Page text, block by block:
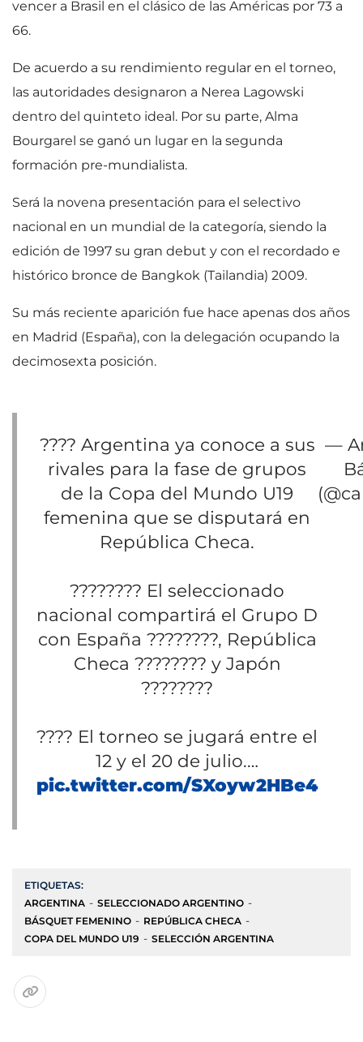
vencer a Brasil en el clásico de las Américas por 73 a
66.
De acuerdo a su rendimiento regular en el torneo,
las autoridades designaron a Nerea Lagowski
dentro del quinteto ideal. Por su parte, Alma
Bourgarel se ganó un lugar en la segunda
formación pre-mundialista.
Será la novena presentación para el selectivo
nacional en un mundial de la categoría, siendo la
edición de 1997 su gran debut y con el recordado e
histórico bronce de Bangkok (Tailandia) 2009.
Su más reciente aparición fue hace apenas dos años
en Madrid (España), con la delegación ocupando la
decimosexta posición.
???? Argentina ya conoce a sus
rivales para la fase de grupos
de la Copa del Mundo U19
femenina que se disputará en
República Checa.
???????? El seleccionado
nacional compartirá el Grupo D
con España ????????, República
Checa ???????? y Japón
????????
???? El torneo se jugará entre el
12 y el 20 de julio.…
pic.twitter.com/SXoyw2HBe4
—
ETIQUETAS:
ARGENTINA
SELECCIONADO ARGENTINO
BÁSQUET FEMENINO
REPÚBLICA CHECA
COPA DEL MUNDO U19
SELECCIÓN ARGENTINA